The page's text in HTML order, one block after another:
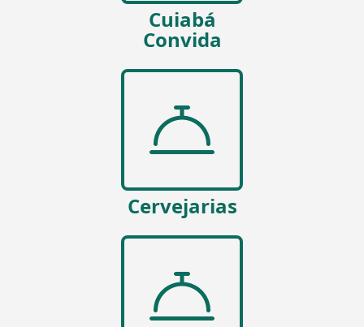
Cuiabá
Convida
Cervejarias